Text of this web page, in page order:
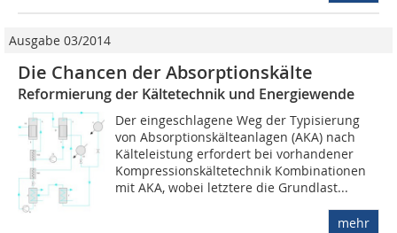
Ausgabe 03/2014
Die Chancen der Absorptionskälte
Reformierung der Kältetechnik und Energiewende
Der eingeschlagene Weg der Typisierung
von Absorptionskälteanlagen (AKA) nach
Kälteleistung erfordert bei vorhandener
Kompressionskältetechnik Kombinationen
mit AKA, wobei letztere die Grundlast...
mehr